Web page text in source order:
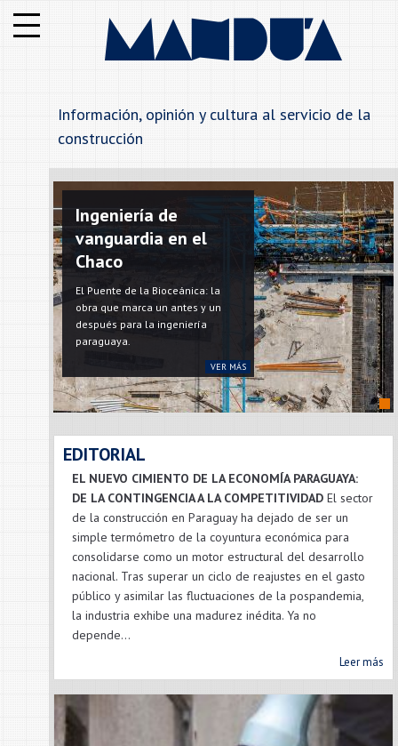
Institucional
Secciones
Anunciantes
Alfabetico
Rubros
Contáctenos
Información, opinión y cultura al servicio de la
construcción
Ingeniería de
vanguardia en el
Chaco
El Puente de la Bioceánica: la
obra que marca un antes y un
después para la ingeniería
paraguaya.
VER MÁS
EDITORIAL
EL NUEVO CIMIENTO DE LA ECONOMÍA PARAGUAYA:
DE LA CONTINGENCIA A LA COMPETITIVIDAD El sector
de la construcción en Paraguay ha dejado de ser un
simple termómetro de la coyuntura económica para
consolidarse como un motor estructural del desarrollo
nacional. Tras superar un ciclo de reajustes en el gasto
público y asimilar las fluctuaciones de la pospandemia,
la industria exhibe una madurez inédita. Ya no
depende...
Leer más